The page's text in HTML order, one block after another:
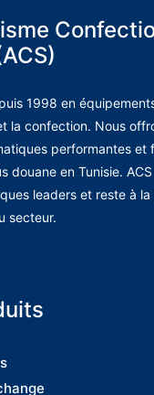
1998 en
la confection. Nous
performantes et
douane en Tunisie.
leaders et reste à
secteur.